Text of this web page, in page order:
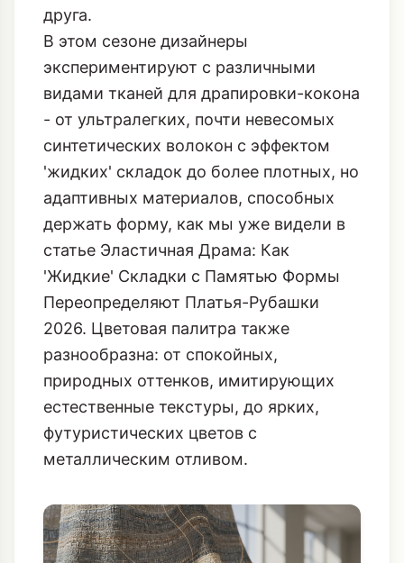
друга.
В этом сезоне дизайнеры
экспериментируют с различными
видами тканей для драпировки-кокона
- от ультралегких, почти невесомых
синтетических волокон с эффектом
'жидких' складок до более плотных, но
адаптивных материалов, способных
держать форму, как мы уже видели в
статье Эластичная Драма: Как
'Жидкие' Складки с Памятью Формы
Переопределяют Платья-Рубашки
2026. Цветовая палитра также
разнообразна: от спокойных,
природных оттенков, имитирующих
естественные текстуры, до ярких,
футуристических цветов с
металлическим отливом.